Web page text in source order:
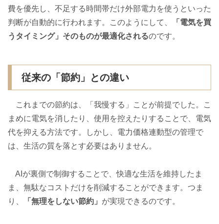
費を優先し、不足する時間帯だけ外部電力を使うといった
判断が自動的に行われます。このようにして、
「電気を買
うタイミング」そのものが最適化されるのです。
従来の「節約」との違い
これまでの節約は、「我慢する」ことが前提でした。こ
まめに電気を消したり、使用を控えたりすることで、電気
代を抑える方法です。しかし、電力価格連動型の管理で
は、生活の質を落とす必要はありません。
AIが裏側で制御することで、快適な生活を維持したま
ま、無駄なコストだけを削減することができます。つま
り、
「無理をしない節約」 が実現できるのです。